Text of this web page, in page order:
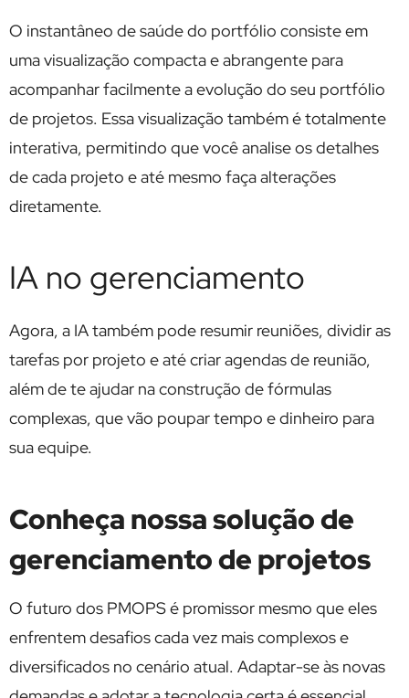
O instantâneo de saúde do portfólio consiste em
uma visualização compacta e abrangente para
acompanhar facilmente a evolução do seu portfólio
de projetos. Essa visualização também é totalmente
interativa, permitindo que você analise os detalhes
de cada projeto e até mesmo faça alterações
diretamente.
IA no gerenciamento
Agora, a IA também pode resumir reuniões, dividir as
tarefas por projeto e até criar agendas de reunião,
além de te ajudar na construção de fórmulas
complexas, que vão poupar tempo e dinheiro para
sua equipe.
Conheça nossa solução de
gerenciamento de projetos
O futuro dos PMOPS é promissor mesmo que eles
enfrentem desafios cada vez mais complexos e
diversificados no cenário atual. Adaptar-se às novas